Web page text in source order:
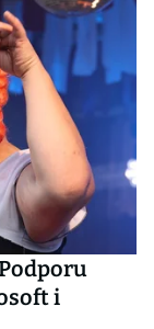
i